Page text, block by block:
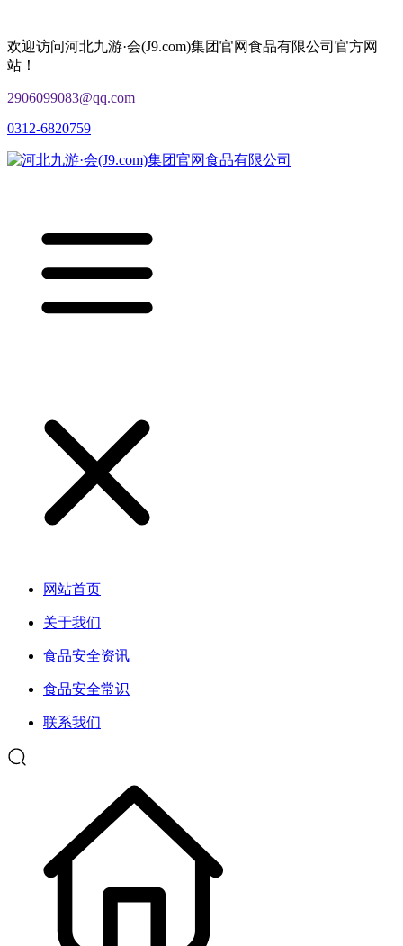
欢迎访问河北九游·会(J9.com)集团官网食品有限公司官方网
站！
2906099083@qq.com
0312-6820759
网站首页
关于我们
食品安全资讯
食品安全常识
联系我们